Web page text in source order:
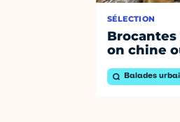
SÉLECTION
on chine
Balades